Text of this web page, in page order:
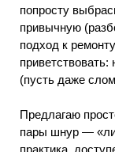
попросту
привычную
подход к
(пусть даже
Предлагаю
пары шнур —